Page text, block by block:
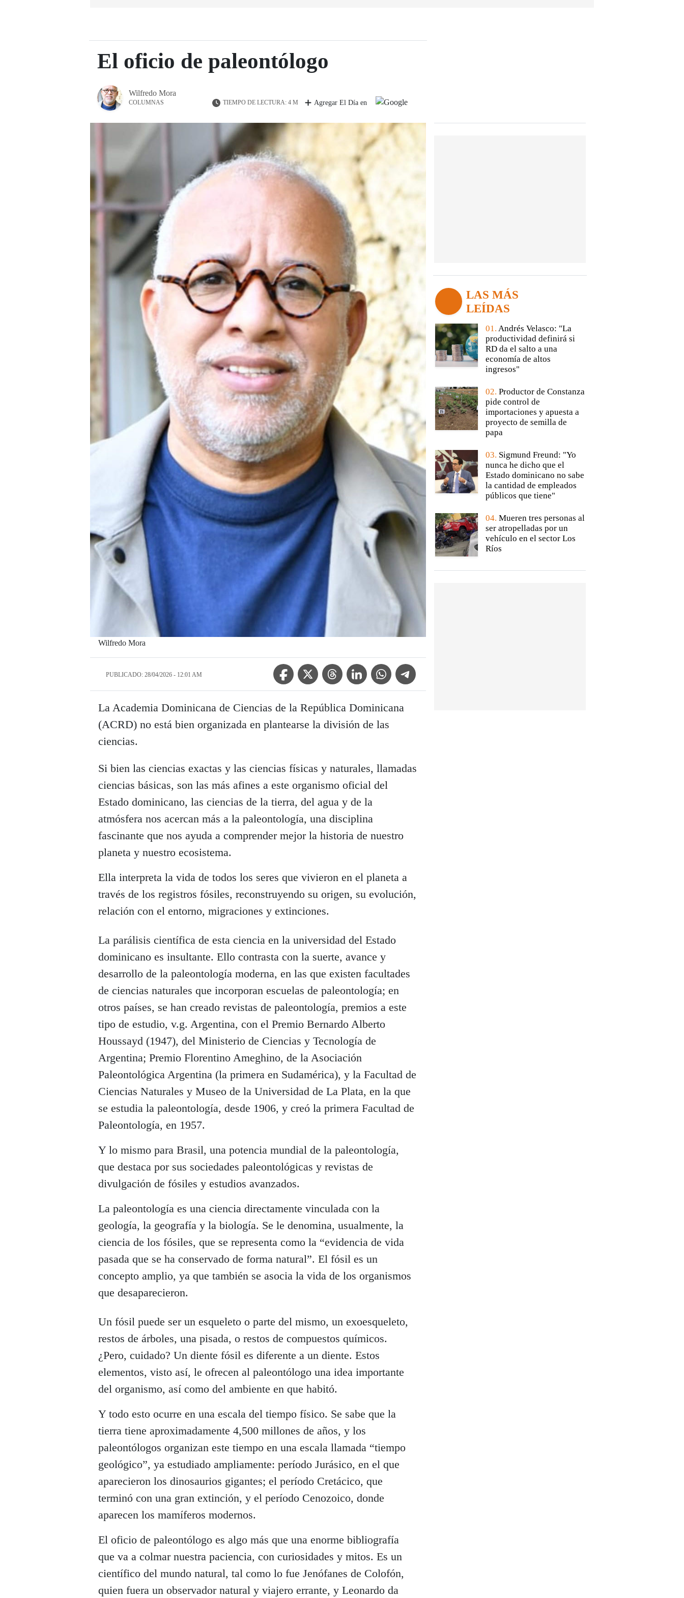
El oficio de paleontólogo
Wilfredo Mora
COLUMNAS TIEMPO DE LECTURA: 4 M Agregar El Día en
Wilfredo Mora
PUBLICADO: 28/04/2026 - 12:01 AM
Facebook IconTwitter IconThreads IconLinkedin IconWhatsApp IconTelegram Icon
La Academia Dominicana de Ciencias de la República Dominicana
(ACRD) no está bien organizada en plantearse la división de las
ciencias.
Si bien las ciencias exactas y las ciencias físicas y naturales, llamadas
ciencias básicas, son las más afines a este organismo oficial del
Estado dominicano, las ciencias de la tierra, del agua y de la
atmósfera nos acercan más a la paleontología, una disciplina
fascinante que nos ayuda a comprender mejor la historia de nuestro
planeta y nuestro ecosistema.
Ella interpreta la vida de todos los seres que vivieron en el planeta a
través de los registros fósiles, reconstruyendo su origen, su evolución,
relación con el entorno, migraciones y extinciones.
La parálisis científica de esta ciencia en la universidad del Estado
dominicano es insultante. Ello contrasta con la suerte, avance y
desarrollo de la paleontología moderna, en las que existen facultades
de ciencias naturales que incorporan escuelas de paleontología; en
otros países, se han creado revistas de paleontología, premios a este
tipo de estudio, v.g. Argentina, con el Premio Bernardo Alberto
Houssayd (1947), del Ministerio de Ciencias y Tecnología de
Argentina; Premio Florentino Ameghino, de la Asociación
Paleontológica Argentina (la primera en Sudamérica), y la Facultad de
Ciencias Naturales y Museo de la Universidad de La Plata, en la que
se estudia la paleontología, desde 1906, y creó la primera Facultad de
Paleontología, en 1957.
Y lo mismo para Brasil, una potencia mundial de la paleontología,
que destaca por sus sociedades paleontológicas y revistas de
divulgación de fósiles y estudios avanzados.
La paleontología es una ciencia directamente vinculada con la
geología, la geografía y la biología. Se le denomina, usualmente, la
ciencia de los fósiles, que se representa como la “evidencia de vida
pasada que se ha conservado de forma natural”. El fósil es un
concepto amplio, ya que también se asocia la vida de los organismos
que desaparecieron.
Un fósil puede ser un esqueleto o parte del mismo, un exoesqueleto,
restos de árboles, una pisada, o restos de compuestos químicos.
¿Pero, cuidado? Un diente fósil es diferente a un diente. Estos
elementos, visto así, le ofrecen al paleontólogo una idea importante
del organismo, así como del ambiente en que habitó.
Y todo esto ocurre en una escala del tiempo físico. Se sabe que la
tierra tiene aproximadamente 4,500 millones de años, y los
paleontólogos organizan este tiempo en una escala llamada “tiempo
geológico”, ya estudiado ampliamente: período Jurásico, en el que
aparecieron los dinosaurios gigantes; el período Cretácico, que
terminó con una gran extinción, y el período Cenozoico, donde
aparecen los mamíferos modernos.
El oficio de paleontólogo es algo más que una enorme bibliografía
que va a colmar nuestra paciencia, con curiosidades y mitos. Es un
científico del mundo natural, tal como lo fue Jenófanes de Colofón,
quien fuera un observador natural y viajero errante, y Leonardo da
LAS MÁS
LEÍDAS
01. Andrés Velasco: "La
productividad definirá si
RD da el salto a una
economía de altos
ingresos"
02. Productor de Constanza
pide control de
importaciones y apuesta a
proyecto de semilla de
papa
03. Sigmund Freund: "Yo
nunca he dicho que el
Estado dominicano no sabe
la cantidad de empleados
públicos que tiene"
04. Mueren tres personas al
ser atropelladas por un
vehículo en el sector Los
Ríos